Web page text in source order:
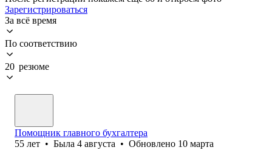
Зарегистрироваться
За всё время
По соответствию
20 резюме
Помощник главного бухгалтера
55 лет • Была 4 августа • Обновлено 10 марта